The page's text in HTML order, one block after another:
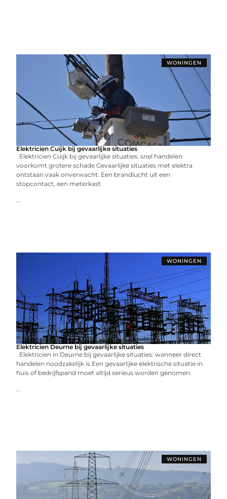
WONINGEN
Elektricien Cuijk bij gevaarlijke situaties
Elektricien Cuijk bij gevaarlijke situaties: snel handelen
voorkomt grotere schade Gevaarlijke situaties met elektra
ontstaan vaak onverwacht. Een brandlucht uit een
stopcontact, een meterkast
...
WONINGEN
Elektricien Deurne bij gevaarlijke situaties
Elektricien in Deurne bij gevaarlijke situaties: wanneer direct
handelen noodzakelijk is Een gevaarlijke elektrische situatie in
huis of bedrijfspand moet altijd serieus worden genomen.
...
WONINGEN